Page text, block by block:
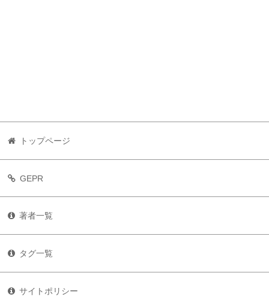
トップページ
GEPR
著者一覧
タグ一覧
サイトポリシー